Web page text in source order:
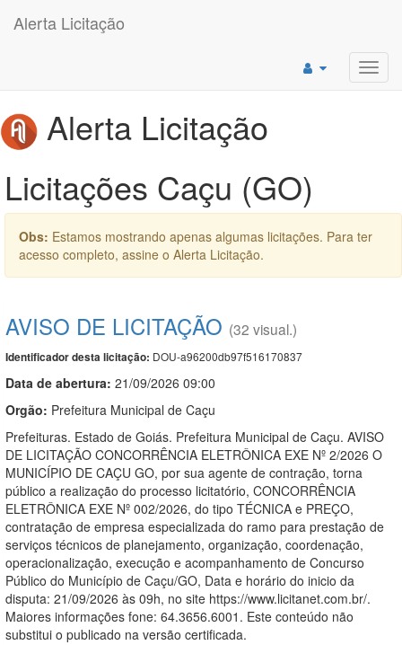
Alerta Licitação
Alerta Licitação
Licitações Caçu (GO)
Obs: Estamos mostrando apenas algumas licitações. Para ter
acesso completo, assine o Alerta Licitação.
AVISO DE LICITAÇÃO (32 visual.)
Identificador desta licitação: DOU-a96200db97f516170837
Data de abertura: 21/09/2026 09:00
Orgão: Prefeitura Municipal de Caçu
Prefeituras. Estado de Goiás. Prefeitura Municipal de Caçu. AVISO
DE LICITAÇÃO CONCORRÊNCIA ELETRÔNICA EXE Nº 2/2026 O
MUNICÍPIO DE CAÇU GO, por sua agente de contração, torna
público a realização do processo licitatório, CONCORRÊNCIA
ELETRÔNICA EXE Nº 002/2026, do tipo TÉCNICA e PREÇO,
contratação de empresa especializada do ramo para prestação de
serviços técnicos de planejamento, organização, coordenação,
operacionalização, execução e acompanhamento de Concurso
Público do Município de Caçu/GO, Data e horário do inicio da
disputa: 21/09/2026 às 09h, no site https://www.licitanet.com.br/.
Maiores informações fone: 64.3656.6001. Este conteúdo não
substitui o publicado na versão certificada.